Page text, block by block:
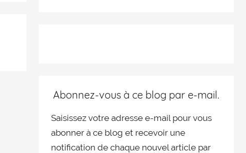
Abonnez-vous à ce blog par e-mail.
Saisissez votre adresse e-mail pour vous
abonner à ce blog et recevoir une
notification de chaque nouvel article par